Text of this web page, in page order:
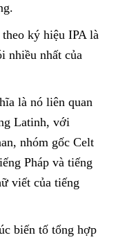
ký hiệu IPA là
nhiều nhất của
là nó liên quan
Latinh, với
nhóm gốc Celt
Pháp và tiếng
viết của tiếng
biến tố tổng hợp